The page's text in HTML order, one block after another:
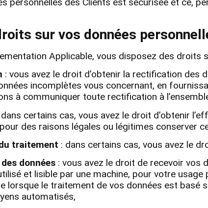
personnelles des Clients est sécurisée et ce,
sur vos données
Applicable, vous disposez des droits
: vous avez le droit d’obtenir la rectification des
incomplètes vous concernant, en
à communiquer toute rectification à
dans certains cas, vous avez le droit d’obtenir
des raisons légales ou légitimes conserver
traitement : dans certains cas, vous avez le
données : vous avez le droit de recevoir vos
et lisible par une machine, pour votre
lorsque le traitement de vos données est
automatisés,